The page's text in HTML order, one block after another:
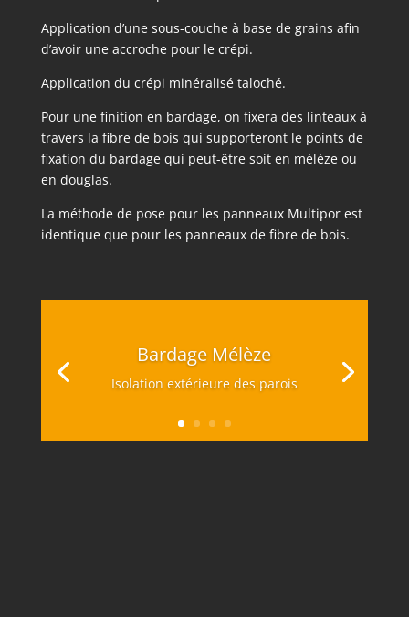
Application d’une sous-couche à base de grains afin
d’avoir une accroche pour le crépi.
Application du crépi minéralisé taloché.
Pour une finition en bardage, on fixera des linteaux à
travers la fibre de bois qui supporteront le points de
fixation du bardage qui peut-être soit en mélèze ou
en douglas.
La méthode de pose pour les panneaux Multipor est
identique que pour les panneaux de fibre de bois.